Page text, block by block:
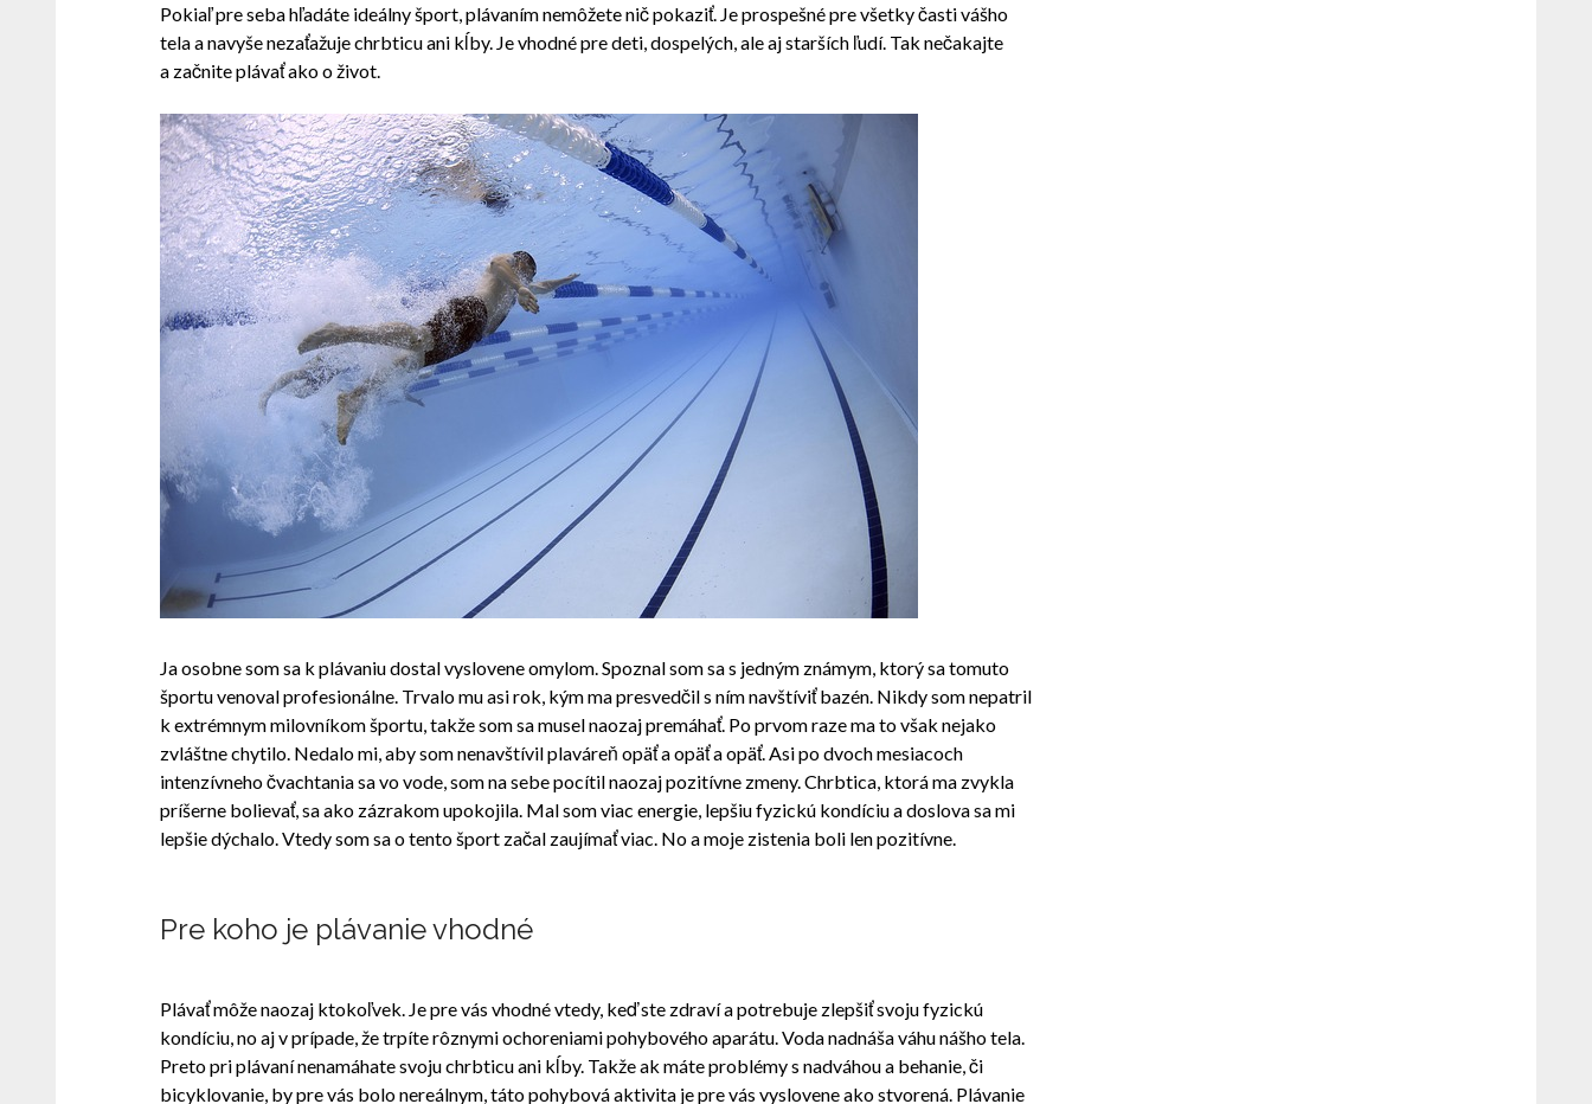
Pokiaľ pre seba hľadáte ideálny šport, plávaním nemôžete nič pokaziť. Je prospešné pre všetky časti vášho
tela a navyše nezaťažuje chrbticu ani kĺby. Je vhodné pre deti, dospelých, ale aj starších ľudí. Tak nečakajte
a začnite plávať ako o život.
Ja osobne som sa k plávaniu dostal vyslovene omylom. Spoznal som sa s jedným známym, ktorý sa tomuto
športu venoval profesionálne. Trvalo mu asi rok, kým ma presvedčil s ním navštíviť bazén. Nikdy som nepatril
k extrémnym milovníkom športu, takže som sa musel naozaj premáhať. Po prvom raze ma to však nejako
zvláštne chytilo. Nedalo mi, aby som nenavštívil plaváreň opäť a opäť a opäť. Asi po dvoch mesiacoch
intenzívneho čvachtania sa vo vode, som na sebe pocítil naozaj pozitívne zmeny. Chrbtica, ktorá ma zvykla
príšerne bolievať, sa ako zázrakom upokojila. Mal som viac energie, lepšiu fyzickú kondíciu a doslova sa mi
lepšie dýchalo. Vtedy som sa o tento šport začal zaujímať viac. No a moje zistenia boli len pozitívne.
Pre koho je plávanie vhodné
Plávať môže naozaj ktokoľvek. Je pre vás vhodné vtedy, keď ste zdraví a potrebuje zlepšiť svoju fyzickú
kondíciu, no aj v prípade, že trpíte rôznymi ochoreniami pohybového aparátu. Voda nadnáša váhu nášho tela.
Preto pri plávaní nenamáhate svoju chrbticu ani kĺby. Takže ak máte problémy s nadváhou a behanie, či
bicyklovanie, by pre vás bolo nereálnym, táto pohybová aktivita je pre vás vyslovene ako stvorená. Plávanie